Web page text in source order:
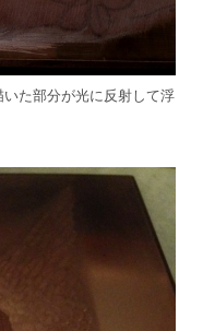
いた部分が光に反射して浮